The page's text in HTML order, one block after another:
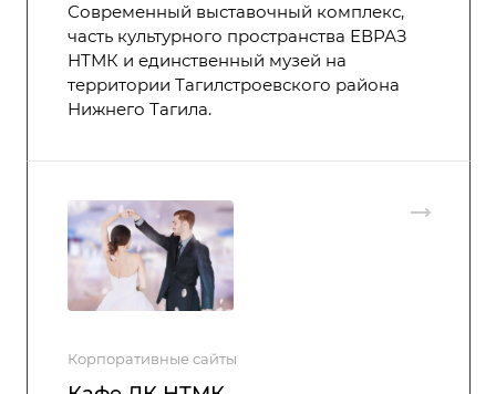
Современный выставочный комплекс,
часть культурного пространства ЕВРАЗ
НТМК и единственный музей на
территории Тагилстроевского района
Нижнего Тагила.
Корпоративные сайты